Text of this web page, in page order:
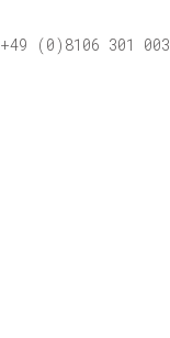
+49 (0)8106 301 003